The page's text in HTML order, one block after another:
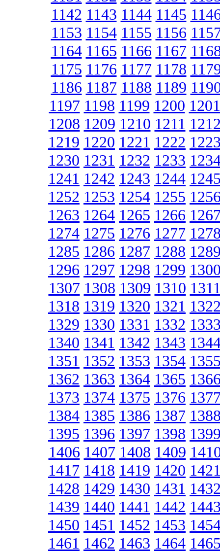
1142 1143 1144 1145
1153 1154 1155 1156
1164 1165 1166 1167
1175 1176 1177 1178
1186 1187 1188 1189
1197 1198 1199 1200 1201
1208 1209 1210 1211
1219 1220 1221 1222
1230 1231 1232 1233
1241 1242 1243 1244
1252 1253 1254 1255
1263 1264 1265 1266
1274 1275 1276 1277
1285 1286 1287 1288
1296 1297 1298 1299
1307 1308 1309 1310
1318 1319 1320 1321
1329 1330 1331 1332
1340 1341 1342 1343
1351 1352 1353 1354
1362 1363 1364 1365
1373 1374 1375 1376
1384 1385 1386 1387
1395 1396 1397 1398
1406 1407 1408 1409
1417 1418 1419 1420
1428 1429 1430 1431
1439 1440 1441 1442
1450 1451 1452 1453
1461 1462 1463 1464